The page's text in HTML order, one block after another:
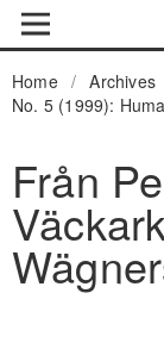
Home / Archives
No. 5 (1999):
Från